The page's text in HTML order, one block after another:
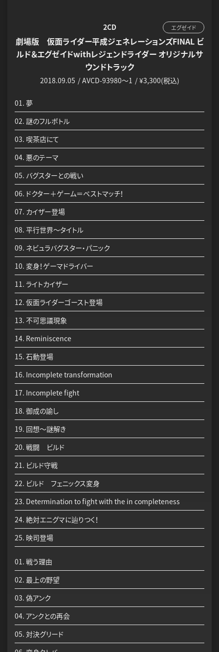
エグゼイド
2CD
劇場版 仮面ライダー平成ジェネレーションズFINAL ビ
ルド＆エグゼイドwithレジェンドライダー オリジナルサ
ウンドトラック
2018.09.05 AVCD-93980～1 ¥3,300(税込)
01. 夢
02. 謎のフルボトル
03. 喫茶店にて
04. 悪のテーマ
05. バグスターとの戦い
06. ドクター＋ゲーム＝ベストマッチ！
07. カイザー登場
08. 平行世界～タイトル
09. ネビュラバグスター・パニック
10. 変身！ゲーマドライバー
11. ライトカイザー
12. 仮面ライダーゴースト登場
13. 不可思議現象
14. Reminiscence
15. 石動登場
16. Incomplete transformation
17. Incomplete fight
18. 御成の諭し
19. 回想～謎解き
20. 戦闘 ビルド
21. ビルド守戦
22. ビルド フェニックス変身
23. Determination to fight with the in completeness
24. 絶対エニグマに辿りつく！
25. 映司登場
01. 戦う理由
02. 最上の野望
03. 偽アンク
04. アンクとの再会
05. 対決グリード